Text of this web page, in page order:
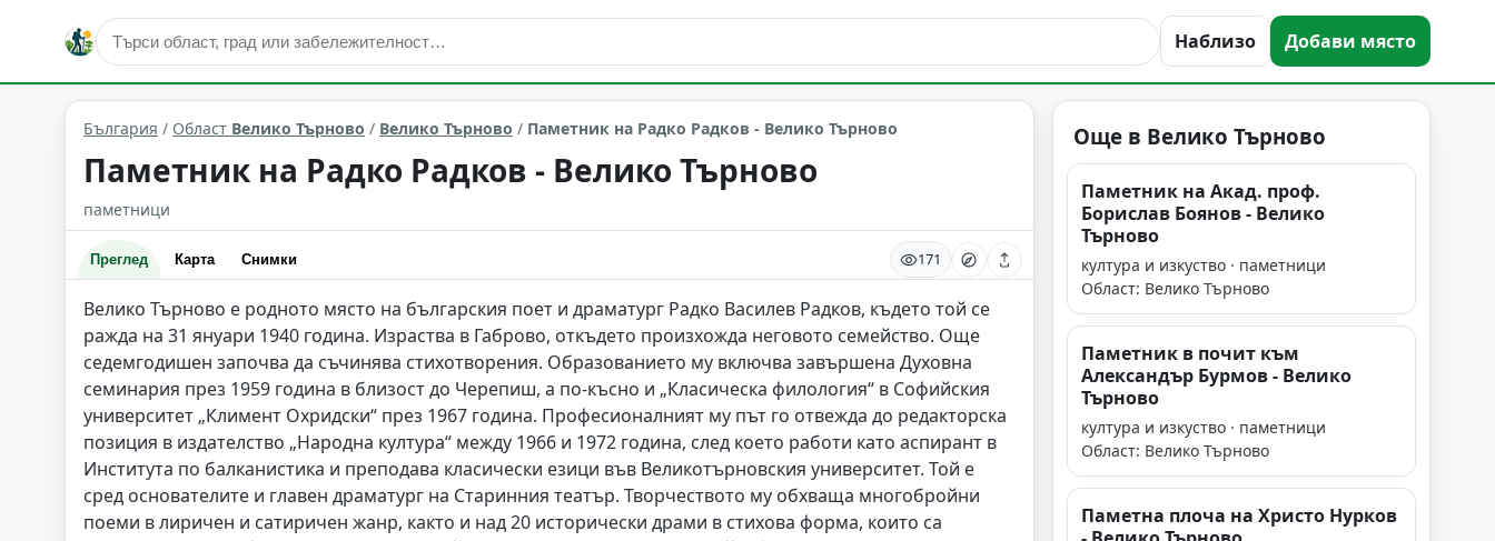
Наблизо Добави място
култура и изкуство Велико Търново Област: Велико Търново
България / Област Велико Търново / Велико Търново / Паметник на Радко Радков - Велико Търново
Паметник на Радко Радков - Велико Търново
паметници
Преглед Карта Снимки 171
Велико Търново е родното място на българския поет и драматург Радко Василев Радков, където той се
ражда на 31 януари 1940 година. Израства в Габрово, откъдето произхожда неговото семейство. Още
седемгодишен започва да съчинява стихотворения. Образованието му включва завършена Духовна
семинария през 1959 година в близост до Черепиш, а по-късно и „Класическа филология“ в Софийския
университет „Климент Охридски“ през 1967 година. Професионалният му път го отвежда до редакторска
позиция в издателство „Народна култура“ между 1966 и 1972 година, след което работи като аспирант в
Института по балканистика и преподава класически езици във Великотърновския университет. Той е
сред основателите и главен драматург на Старинния театър. Творчеството му обхваща многобройни
поеми в лиричен и сатиричен жанр, както и над 20 исторически драми в стихова форма, които са
Още в Велико Търново
Паметник на Акад. проф.
Борислав Боянов - Велико
Търново
култура и изкуство · паметници
Област: Велико Търново
Паметник в почит към
Александър Бурмов - Велико
Търново
култура и изкуство · паметници
Област: Велико Търново
Паметна плоча на Христо Нурков